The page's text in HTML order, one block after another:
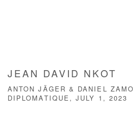
JEAN DAVID NKOT
ANTON JÄGER & DANIEL
DIPLOMATIQUE, JULY 1, 2023